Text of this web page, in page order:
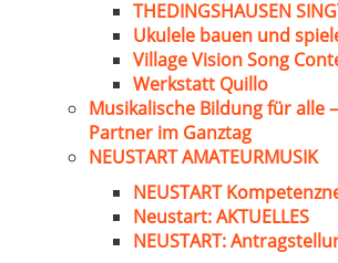
THEDINGSHAUSEN
Ukulele bauen und
Village Vision Song
Werkstatt Quillo
Musikalische Bildung für alle
Partner im Ganztag
NEUSTART AMATEURMUSIK
NEUSTART
Neustart: AKTUELLES
NEUSTART: